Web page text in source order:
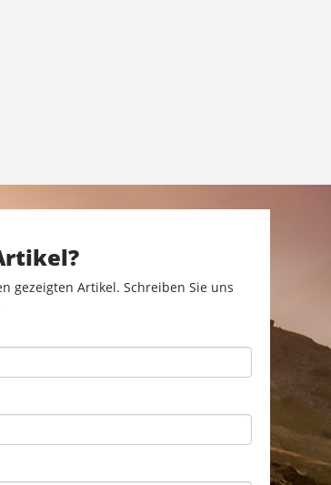
gezeigten Artikel. Schreiben Sie uns